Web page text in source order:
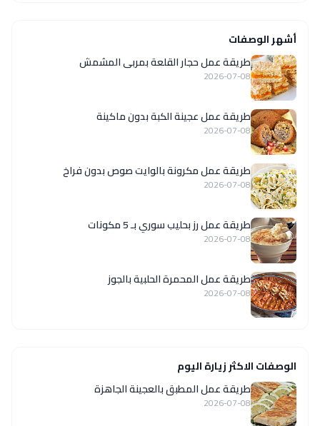
أشهر الوصفات
طريقة عمل حجار القلعة بمربى المشمش
2026-07-08
طريقة عمل عجينة الكبة بدون ماكينة
2026-07-08
طريقة عمل مكرونة بالوايت صوص بدون فراخ
2026-07-08
طريقة عمل رز بحليب سوري بـ 5 مكونات
2026-07-08
طريقة عمل المحمرة الحلبية بالجوز
2026-07-08
الوصفات الاكثر زيارة اليوم
طريقة عمل المطبق بالعجينة الجاهزة
2026-07-08